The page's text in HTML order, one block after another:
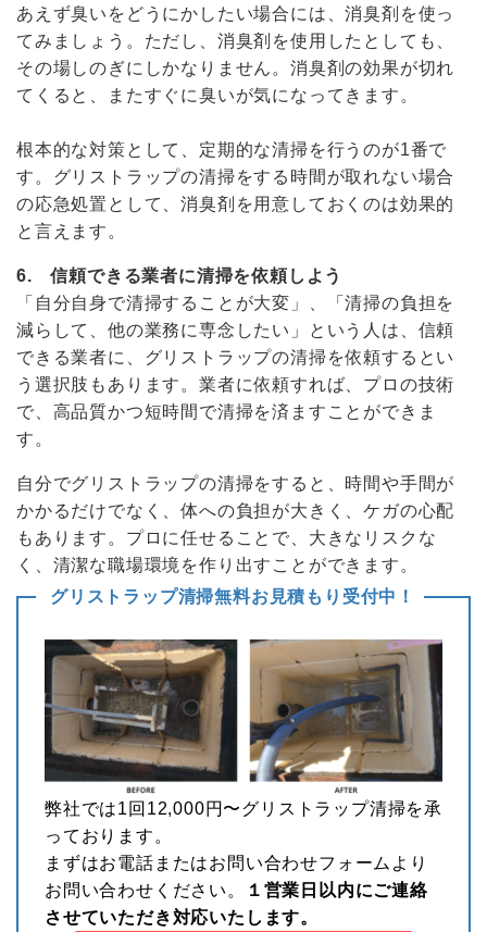
あえず臭いをどうにかしたい場合には、消臭剤を使っ
てみましょう。ただし、消臭剤を使用したとしても、
その場しのぎにしかなりません。消臭剤の効果が切れ
てくると、またすぐに臭いが気になってきます。
根本的な対策として、定期的な清掃を行うのが1番で
す。グリストラップの清掃をする時間が取れない場合
の応急処置として、消臭剤を用意しておくのは効果的
と言えます。
6. 信頼できる業者に清掃を依頼しよう
「自分自身で清掃することが大変」、「清掃の負担を
減らして、他の業務に専念したい」という人は、信頼
できる業者に、グリストラップの清掃を依頼するとい
う選択肢もあります。業者に依頼すれば、プロの技術
で、高品質かつ短時間で清掃を済ますことができま
す。
自分でグリストラップの清掃をすると、時間や手間が
かかるだけでなく、体への負担が大きく、ケガの心配
もあります。プロに任せることで、大きなリスクな
く、清潔な職場環境を作り出すことができます。
グリストラップ清掃無料お見積もり受付中！
弊社では1回12,000円〜グリストラップ清掃を承
っております。
まずはお電話またはお問い合わせフォームより
お問い合わせください。
１営業日以内にご連絡
させていただき対応いたします。